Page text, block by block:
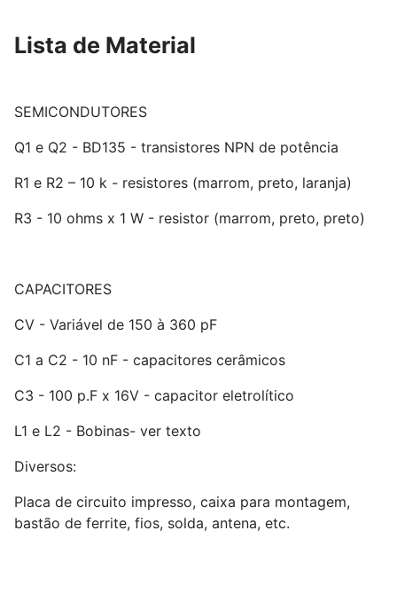
Lista de Material
SEMICONDUTORES
Q1 e Q2 - BD135 - transistores NPN de potência
R1 e R2 – 10 k - resistores (marrom, preto, laranja)
R3 - 10 ohms x 1 W - resistor (marrom, preto, preto)
CAPACITORES
CV - Variável de 150 à 360 pF
C1 a C2 - 10 nF - capacitores cerâmicos
C3 - 100 p.F x 16V - capacitor eletrolítico
L1 e L2 - Bobinas- ver texto
Diversos:
Placa de circuito impresso, caixa para montagem,
bastão de ferrite, fios, solda, antena, etc.